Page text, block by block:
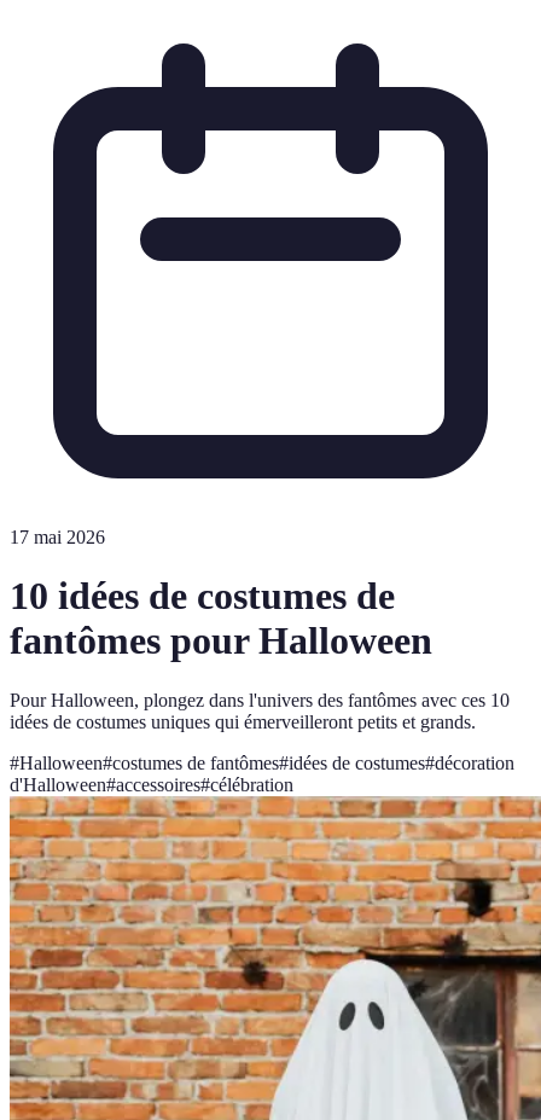
17 mai 2026
10 idées de costumes de
fantômes pour Halloween
Pour Halloween, plongez dans l'univers des fantômes avec ces 10
idées de costumes uniques qui émerveilleront petits et grands.
#Halloween#costumes de fantômes#idées de costumes#décoration
d'Halloween#accessoires#célébration